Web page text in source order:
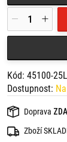
Kód: 45100-
Dostupnost:
Doprava
Zboží